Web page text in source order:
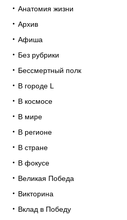
Анатомия жизни
Архив
Афиша
Без рубрики
Бессмертный полк
В городе L
В космосе
В мире
В регионе
В стране
В фокусе
Великая Победа
Викторина
Вклад в Победу